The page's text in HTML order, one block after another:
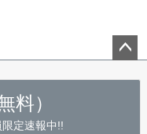
料）
定速報中!!